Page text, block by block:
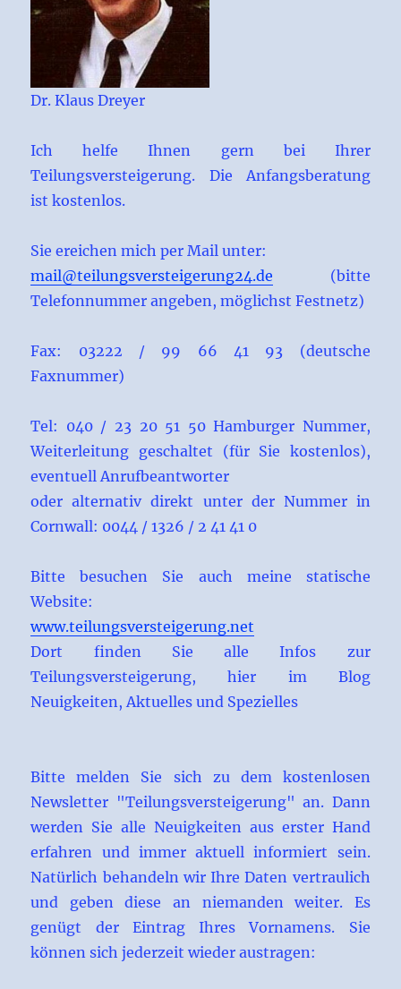
Dr. Klaus Dreyer
Ich helfe Ihnen gern bei Ihrer
Teilungsversteigerung. Die Anfangsberatung
ist kostenlos.
Sie ereichen mich per Mail unter:
mail@teilungsversteigerung24.de (bitte
Telefonnummer angeben, möglichst Festnetz)
Fax: 03222 / 99 66 41 93 (deutsche
Faxnummer)
Tel: 040 / 23 20 51 50 Hamburger Nummer,
Weiterleitung geschaltet (für Sie kostenlos),
eventuell Anrufbeantworter
oder alternativ direkt unter der Nummer in
Cornwall: 0044 / 1326 / 2 41 41 0
Bitte besuchen Sie auch meine statische
Website:
www.teilungsversteigerung.net
Dort finden Sie alle Infos zur
Teilungsversteigerung, hier im Blog
Neuigkeiten, Aktuelles und Spezielles
Bitte melden Sie sich zu dem kostenlosen
Newsletter "Teilungsversteigerung" an. Dann
werden Sie alle Neuigkeiten aus erster Hand
erfahren und immer aktuell informiert sein.
Natürlich behandeln wir Ihre Daten vertraulich
und geben diese an niemanden weiter. Es
genügt der Eintrag Ihres Vornamens. Sie
können sich jederzeit wieder austragen: